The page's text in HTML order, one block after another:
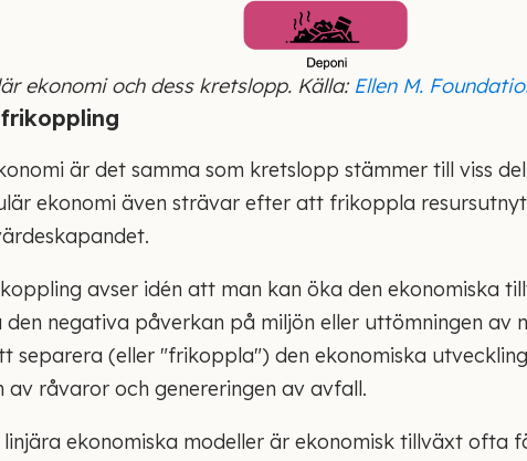
ekonomi och dess kretslopp. Källa: Ellen M.
är det samma som kretslopp stämmer till viss
ekonomi även strävar efter att frikoppla
avser idén att man kan öka den ekonomiska
negativa påverkan på miljön eller uttömningen av
separera (eller "frikoppla") den ekonomiska
av råvaror och genereringen av avfall.
ekonomiska modeller är ekonomisk tillväxt ofta